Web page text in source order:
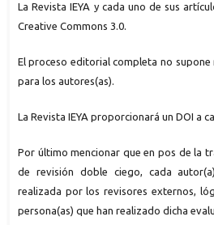
La Revista IEYA y cada uno de sus
Creative Commons 3.0.
El proceso editorial completa no supone
para los autores(as).
La Revista IEYA proporcionará un DOI a
Por último mencionar que en pos de la
de revisión doble ciego, cada
realizada por los revisores externos,
persona(as) que han realizado dicha